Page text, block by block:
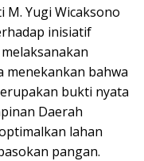
M. Yugi Wicaksono
inisiatif
menekankan bahwa
bukti nyata
Daerah
lahan
pangan.